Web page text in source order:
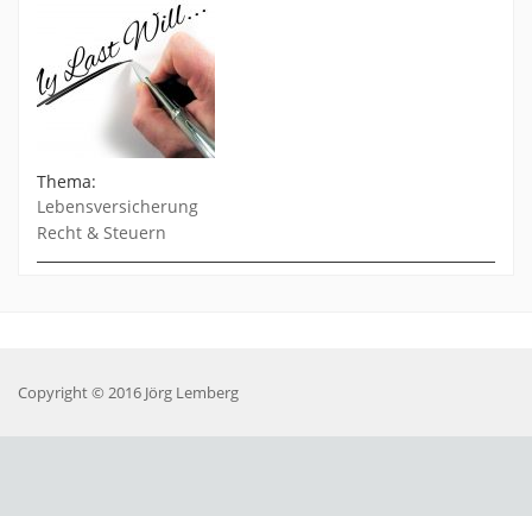
Thema:
Lebensversicherung
Recht & Steuern
Copyright © 2016 Jörg Lemberg